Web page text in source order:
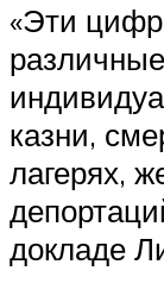
«Эти
казни,
лагерях,
докладе